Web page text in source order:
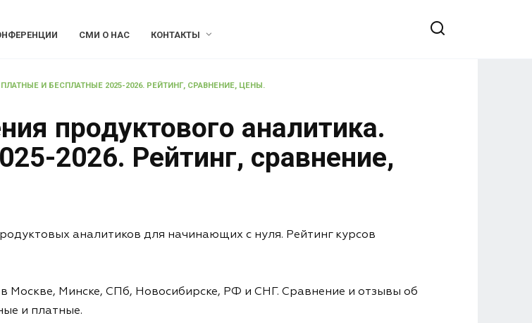
СМИ О НАС КОНТАКТЫ
И БЕСПЛАТНЫЕ 2025-2026. РЕЙТИНГ, СРАВНЕНИЕ, ЦЕНЫ.
продуктового аналитика.
2026. Рейтинг, сравнение,
аналитиков для начинающих с нуля. Рейтинг курсов
Москве, Минске, СПб, Новосибирске, РФ и СНГ. Сравнение и отзывы об
и платные.